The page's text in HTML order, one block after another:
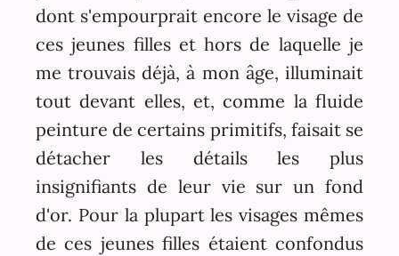
dont s'empourprait encore le visage de
ces jeunes filles et hors de laquelle je
me trouvais déjà, à mon âge, illuminait
tout devant elles, et, comme la fluide
peinture de certains primitifs, faisait se
détacher les détails les plus
insignifiants de leur vie sur un fond
d'or. Pour la plupart les visages mêmes
de ces jeunes filles étaient confondus